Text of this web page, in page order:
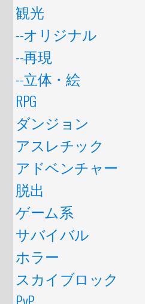
観光
--オリジナル
--再現
--立体・絵
RPG
ダンジョン
アスレチック
アドベンチャー
脱出
ゲーム系
サバイバル
ホラー
スカイブロック